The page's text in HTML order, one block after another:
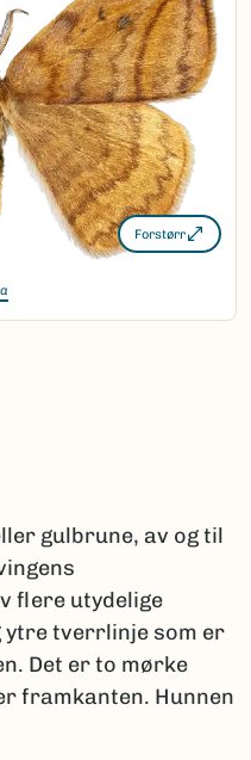
Forstørr
gulbrune, av og til
flere utydelige
tverrlinje som er
Det er to mørke
framkanten. Hunnen